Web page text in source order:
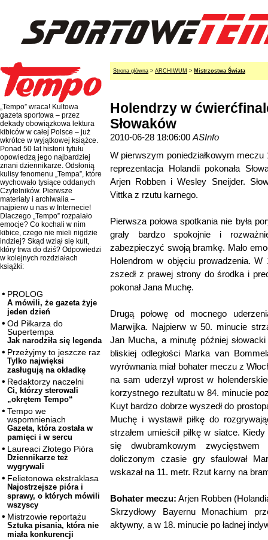
„Tempo” wraca! Kultowa
gazeta sportowa – przez
dekady obowiązkowa lektura
kibiców w całej Polsce – już
wkrótce w wyjątkowej książce.
Ponad 50 lat historii tytułu
opowiedzą jego najbardziej
znani dziennikarze. Odsłonią
kulisy fenomenu „Tempa”, które
wychowało tysiące oddanych
Czytelników. Pierwsze
materiały i archiwalia –
najpierw u nas w Internecie!
Dlaczego „Tempo” rozpalało
emocje? Co kochali w nim
kibice, czego nie mieli nigdzie
indziej? Skąd wziął się kult,
który trwa do dziś? Odpowiedzi
w kolejnych rozdziałach
książki:
PROLOG
A mówili, że gazeta żyje
jeden dzień
Od Piłkarza do
Supertempa
Jak narodziła się legenda
Przeżyjmy to jeszcze raz
Tylko najwięksi
zasługują na okładkę
Redaktorzy naczelni
Ci, którzy sterowali
„okrętem Tempo“
Tempo we
wspomnieniach
Gazeta, która została w
pamięci i w sercu
Laureaci Złotego Pióra
Dziennikarze też
wygrywali
Felietonowa ekstraklasa
Najostrzejsze pióra i
sprawy, o których mówili
wszyscy
Mistrzowie reportażu
Sztuka pisania, która nie
miała konkurencji
Strona główna > ARCHIWUM > Mistrzostwa Świata
Holendrzy w
Słowaków
2010-06-28 18:06:00 ASInfo
W pierwszym poniedziałkowym meczu
reprezentacja Holandii pokonała
Arjen Robben i Wesley Sneijder.
Vittka z rzutu karnego.
Pierwsza połowa spotkania nie była
grały bardzo spokojnie i
zabezpieczyć swoją bramkę. Mało
Holendrom w objęciu prowadzenia.
zszedł z prawej strony do środka i
pokonał Jana Muchę.
Drugą połowę od mocnego
Marwijka. Najpierw w 50. minucie
Jan Mucha, a minutę później
bliskiej odległości Marka van
wyrównania miał bohater meczu z
na sam uderzył wprost w
korzystnego rezultatu w 84. minucie
Kuyt bardzo dobrze wyszedł do
Muchę i wystawił piłkę do
strzałem umieścił piłkę w siatce.
się dwubramkowym
doliczonym czasie gry sfaulował
wskazał na 11. metr. Rzut karny na
Bohater meczu: Arjen Robben
Skrzydłowy Bayernu Monachium
aktywny, a w 18. minucie po ładnej